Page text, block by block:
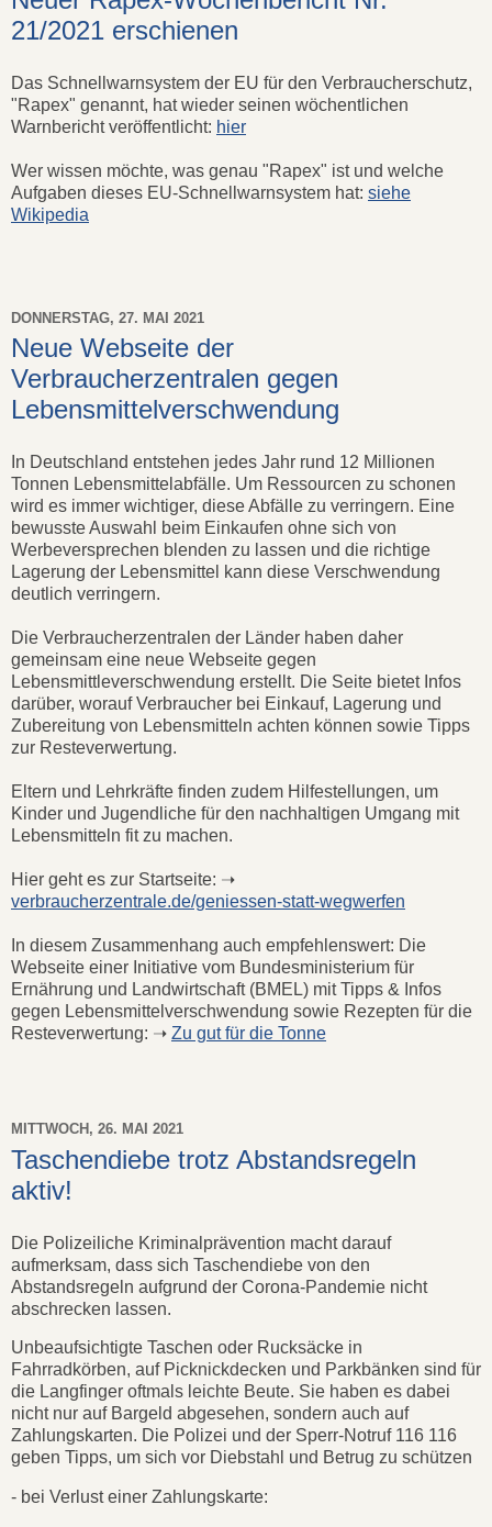
21/2021 erschienen
Das Schnellwarnsystem der EU für den Verbraucherschutz,
"Rapex" genannt, hat wieder seinen wöchentlichen
Warnbericht veröffentlicht: hier
Wer wissen möchte, was genau "Rapex" ist und welche
Aufgaben dieses EU-Schnellwarnsystem hat: siehe
Wikipedia
DONNERSTAG, 27. MAI 2021
Neue Webseite der
Verbraucherzentralen gegen
Lebensmittelverschwendung
In Deutschland entstehen jedes Jahr rund 12 Millionen
Tonnen Lebensmittelabfälle. Um Ressourcen zu schonen
wird es immer wichtiger, diese Abfälle zu verringern. Eine
bewusste Auswahl beim Einkaufen ohne sich von
Werbeversprechen blenden zu lassen und die richtige
Lagerung der Lebensmittel kann diese Verschwendung
deutlich verringern.
Die Verbraucherzentralen der Länder haben daher
gemeinsam eine neue Webseite gegen
Lebensmittleverschwendung erstellt. Die Seite bietet Infos
darüber, worauf Verbraucher bei Einkauf, Lagerung und
Zubereitung von Lebensmitteln achten können sowie Tipps
zur Resteverwertung.
Eltern und Lehrkräfte finden zudem Hilfestellungen, um
Kinder und Jugendliche für den nachhaltigen Umgang mit
Lebensmitteln fit zu machen.
Hier geht es zur Startseite: ➝
verbraucherzentrale.de/geniessen-statt-wegwerfen
In diesem Zusammenhang auch empfehlenswert: Die
Webseite einer Initiative vom Bundesministerium für
Ernährung und Landwirtschaft (BMEL) mit Tipps & Infos
gegen Lebensmittelverschwendung sowie Rezepten für die
Resteverwertung: ➝ Zu gut für die Tonne
MITTWOCH, 26. MAI 2021
Taschendiebe trotz Abstandsregeln
aktiv!
Die Polizeiliche Kriminalprävention macht darauf
aufmerksam, dass sich Taschendiebe von den
Abstandsregeln aufgrund der Corona-Pandemie nicht
abschrecken lassen.
Unbeaufsichtigte Taschen oder Rucksäcke in
Fahrradkörben, auf Picknickdecken und Parkbänken sind für
die Langfinger oftmals leichte Beute. Sie haben es dabei
nicht nur auf Bargeld abgesehen, sondern auch auf
Zahlungskarten. Die Polizei und der Sperr-Notruf 116 116
geben Tipps, um sich vor Diebstahl und Betrug zu schützen
- bei Verlust einer Zahlungskarte: